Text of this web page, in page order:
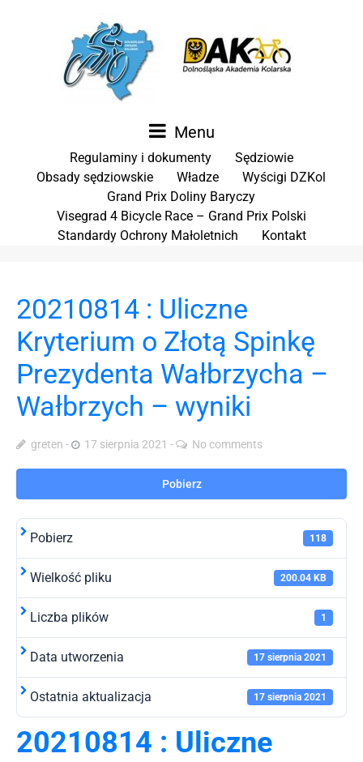
Menu
Regulaminy i dokumenty
Sędziowie
Obsady sędziowskie
Władze
Wyścigi DZKol
Grand Prix Doliny Baryczy
Visegrad 4 Bicycle Race – Grand Prix Polski
Standardy Ochrony Małoletnich
Kontakt
20210814 : Uliczne
Kryterium o Złotą Spinkę
Prezydenta Wałbrzycha –
Wałbrzych – wyniki
greten 17 sierpnia 2021 No comments
Pobierz
Pobierz 118
Wielkość pliku 200.04 KB
Liczba plików 1
Data utworzenia 17 sierpnia 2021
Ostatnia aktualizacja 17 sierpnia 2021
20210814 : Uliczne